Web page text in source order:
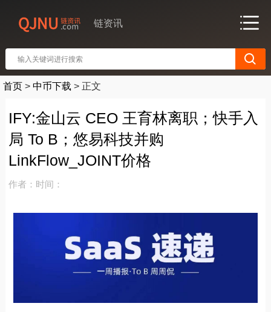
链资讯
首页 > 中币下载 > 正文
IFY:金山云 CEO 王育林离职；快手入
局 To B；悠易科技并购
LinkFlow_JOINT价格
作者： 时间：